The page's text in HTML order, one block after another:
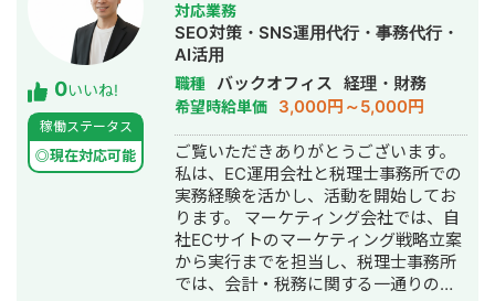
0いいね!
稼働ステータス
◎現在対応可能
対応業務
SEO対策・SNS運用代行・事務代行・
AI活用
職種 バックオフィス 経理・財務
希望時給単価 3,000円～5,000円
ご覧いただきありがとうございます。
私は、EC運用会社と税理士事務所での
実務経験を活かし、活動を開始してお
ります。 マーケティング会社では、自
社ECサイトのマーケティング戦略立案
から実行までを担当し、税理士事務所
では、会計・税務に関する一通りの業